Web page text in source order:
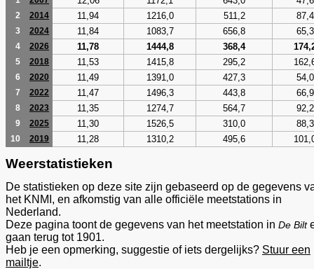
2 2014 11,94 1216,0 511,2 87,4
3 2024 11,84 1083,7 656,8 65,3
4 2026 11,78 1444,8 368,4
5 2018 11,53 1415,8 295,2
6 2020 11,49 1391,0 427,3 54,0
7 2022 11,47 1496,3 443,8 66,9
8 2023 11,35 1274,7 564,7 92,2
9 2025 11,30 1526,5 310,0 88,3
10 2019 11,28 1310,2 495,6
Weerstatistieken
De statistieken op deze site zijn gebaseerd op de gegevens
het KNMI, en afkomstig van alle officiële meetstations in
Nederland.
Deze pagina toont de gegevens van het meetstation in De Bilt
gaan terug tot 1901.
Heb je een opmerking, suggestie of iets dergelijks? Stuur een
mailtje.